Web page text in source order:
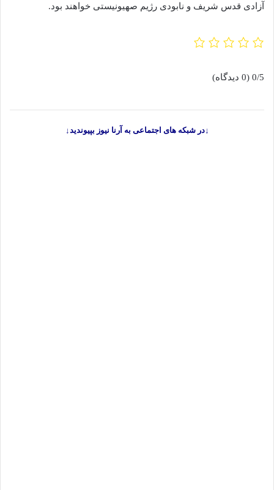
آزادی قدس شریف و نابودی رژیم صهیونیستی خواهند بود.
0/5 (0 دیدگاه)
↓در شبکه های اجتماعی به آرنا نیوز بپیوندید↓